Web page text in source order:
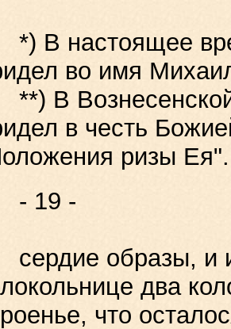
В настоящее
во имя
В Вознесенской
в честь
ризы Ея".
19 -
образы, и
два
что